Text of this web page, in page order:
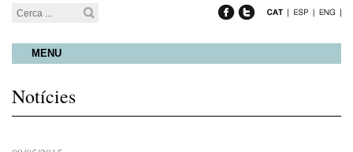
MENU
Notícies